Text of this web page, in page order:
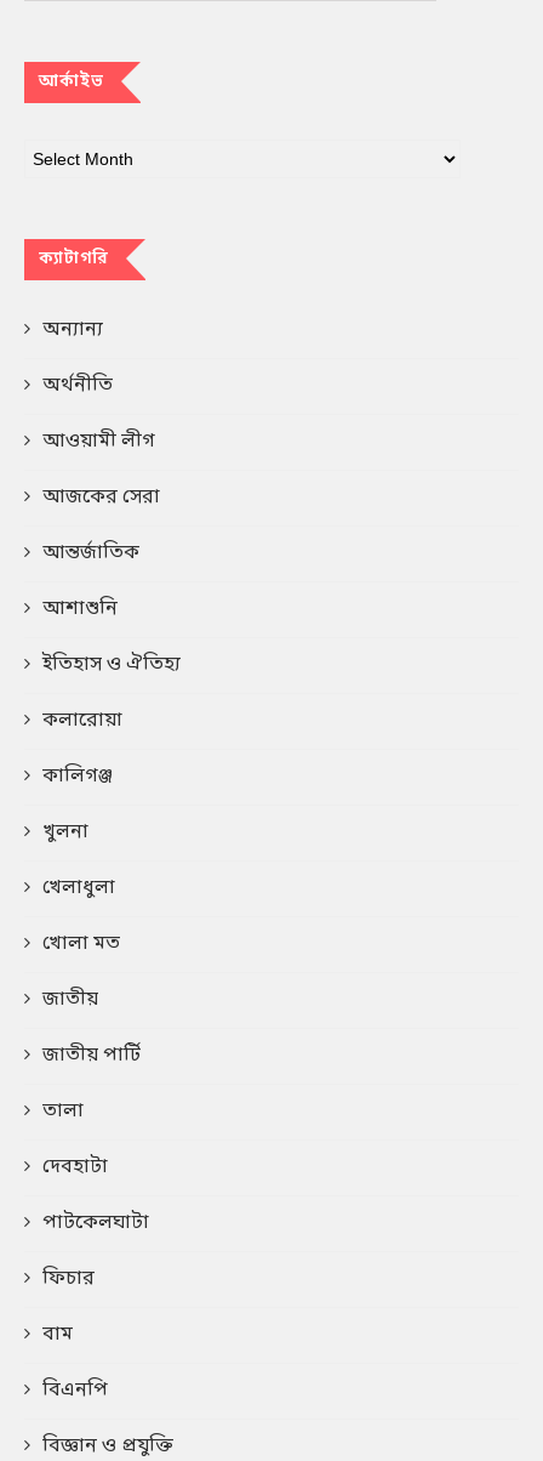
আর্কাইভ
ক্যাটাগরি
অন্যান্য
অর্থনীতি
আওয়ামী লীগ
আজকের সেরা
আন্তর্জাতিক
আশাশুনি
ইতিহাস ও ঐতিহ্য
কলারোয়া
কালিগঞ্জ
খুলনা
খেলাধুলা
খোলা মত
জাতীয়
জাতীয় পার্টি
তালা
দেবহাটা
পাটকেলঘাটা
ফিচার
বাম
বিএনপি
বিজ্ঞান ও প্রযুক্তি